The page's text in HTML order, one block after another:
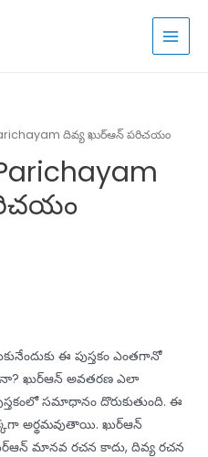
దివ్య ఖుర్ఆన్ పరిచయం
ఈ పుస్తకం ఎంతగానో
ఖుర్ఆన్ అవతరణ ఎలా
సమాధానం దొరుకుతుంది. ఈ
అర్థమవుతాయి. ఖుర్ఆన్
మానవ రచన కాదు, దివ్య రచన